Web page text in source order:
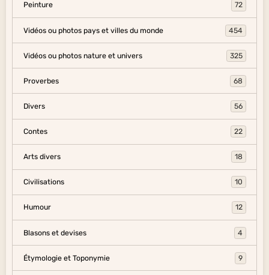
Peinture 72
Vidéos ou photos pays et villes du monde 454
Vidéos ou photos nature et univers 325
Proverbes 68
Divers 56
Contes 22
Arts divers 18
Civilisations 10
Humour 12
Blasons et devises 4
Étymologie et Toponymie 9